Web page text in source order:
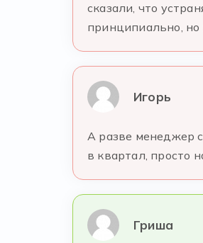
сказали, что
принципиально, но
Игорь
А разве менеджер
в квартал, просто
Гриша